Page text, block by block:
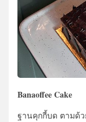
Banaoffee Cake
ฐานคุกกี้บด ตามด้